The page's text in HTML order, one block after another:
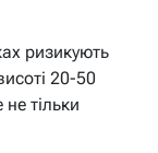
ризикують
20-50
тільки